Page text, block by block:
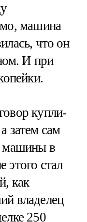
машина
что он
И при
купли-
затем сам
машины в
стал
как
владелец
250